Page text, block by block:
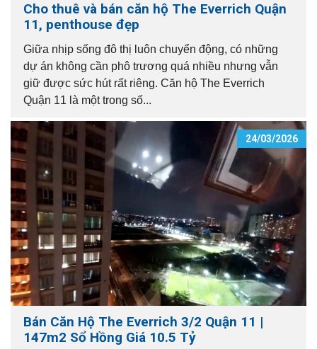
Cho thuê và bán căn hộ The Everrich Quận
11, penthouse đẹp
Giữa nhịp sống đô thị luôn chuyển động, có những
dự án không cần phô trương quá nhiều nhưng vẫn
giữ được sức hút rất riêng. Căn hộ The Everrich
Quận 11 là một trong số...
24/03/2026
Bán Căn Hộ The Everrich 3/2 Quận 11 |
147m2 Sổ Hồng Giá 10.5 Tỷ